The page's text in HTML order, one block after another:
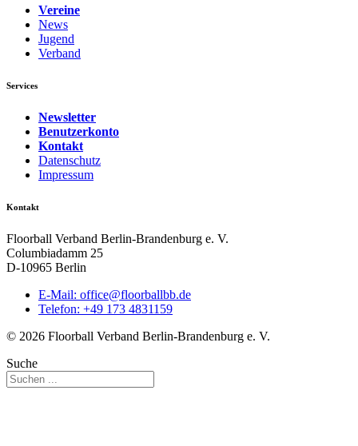
Vereine
News
Jugend
Verband
Services
Newsletter
Benutzerkonto
Kontakt
Datenschutz
Impressum
Kontakt
Floorball Verband Berlin-Brandenburg e. V.
Columbiadamm 25
D-10965 Berlin
E-Mail: ed.bbllabroolf@eciffo
Telefon: +49 173 4831159
© 2026 Floorball Verband Berlin-Brandenburg e. V.
Suche